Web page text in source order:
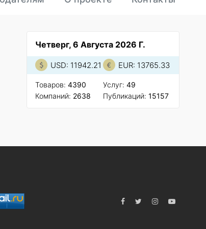
Четверг, 6 Августа 2026 Г.
USD: 11942.21 EUR: 13765.33
Товаров: 4390
Компаний: 2638
Услуг: 49
Публикаций: 15157